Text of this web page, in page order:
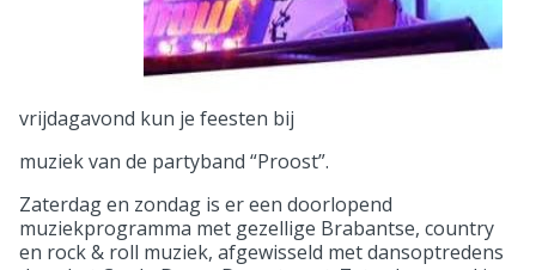
vrijdagavond kun je feesten bij
muziek van de partyband “Proost”.
Zaterdag en zondag is er een doorlopend
muziekprogramma met gezellige Brabantse, country
en rock & roll muziek, afgewisseld met dansoptredens